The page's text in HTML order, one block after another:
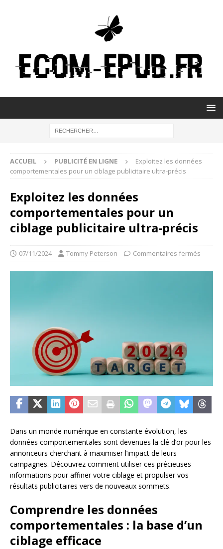
ACCUEIL PUBLICITÉ EN LIGNE
Exploitez les données
comportementales pour un ciblage publicitaire ultra-précis
Exploitez les données
comportementales pour un
ciblage publicitaire ultra-précis
07/11/2024 Tommy Peterson Commentaires fermés
Dans un monde numérique en constante évolution, les
données comportementales sont devenues la clé d’or pour les
annonceurs cherchant à maximiser l’impact de leurs
campagnes. Découvrez comment utiliser ces précieuses
informations pour affiner votre ciblage et propulser vos
résultats publicitaires vers de nouveaux sommets.
Comprendre les données
comportementales : la base d’un
ciblage efficace